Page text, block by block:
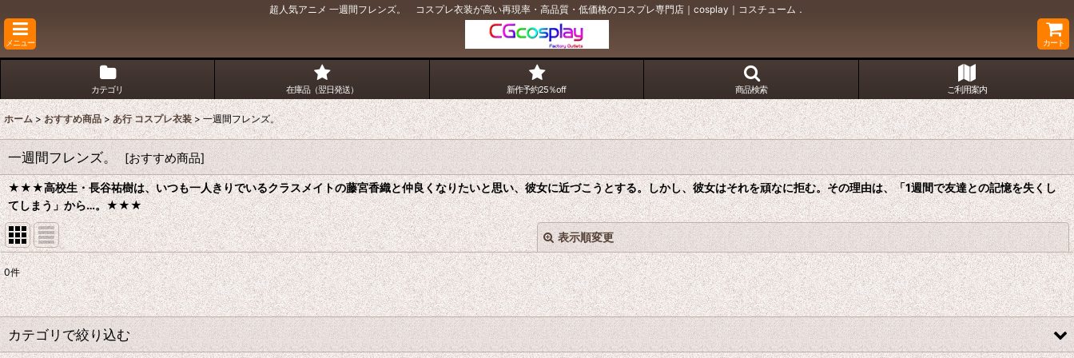
超人気アニメ 一週間フレンズ。 コスプレ衣装が高い再現率・高品質・低価格のコスプレ専門店｜cosplay｜コスチューム．
メニュー カート
カテゴリ 在庫品（翌日発送） 新作予約25％off 商品検索 ご利用案内
ホーム > おすすめ商品 > あ行 コスプレ衣装 > 一週間フレンズ。
一週間フレンズ。 [おすすめ商品]
★★★高校生・長谷祐樹は、いつも一人きりでいるクラスメイトの藤宮香織と仲良くなりたいと思い、彼女に近づこうとする。しかし、彼女はそれを頑なに拒む。その理由は、「1週間で友達との記憶を失くし
てしまう」から…。★★★
表示順変更
表示数:
並び順:
閉じる
0件
カテゴリで絞り込む